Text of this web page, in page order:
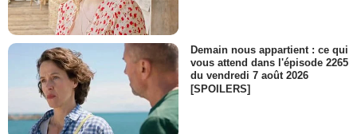
Demain nous appartient : ce qui
vous attend dans l'épisode 2265
du vendredi 7 août 2026
[SPOILERS]